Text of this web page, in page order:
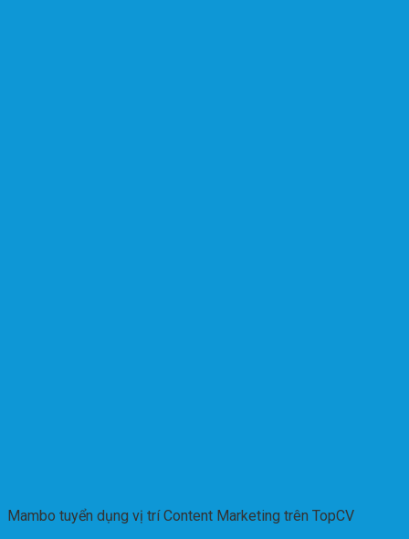
Mambo tuyển dụng vị trí Content Marketing trên TopCV